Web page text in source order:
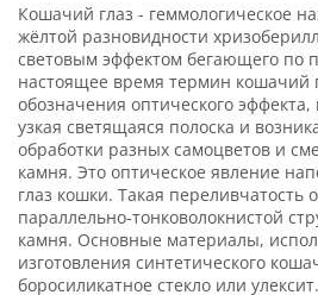
Кошачий глаз - геммологическое
жёлтой разновидности
световым эффектом бегающего по
настоящее время термин кошачий
обозначения оптического
узкая светящаяся полоска и
обработки разных самоцветов и
камня. Это оптическое явление
глаз кошки. Такая переливчатость
параллельно-тонковолокнистой
камня. Основные материалы,
изготовления синтетического
боросиликатное стекло или